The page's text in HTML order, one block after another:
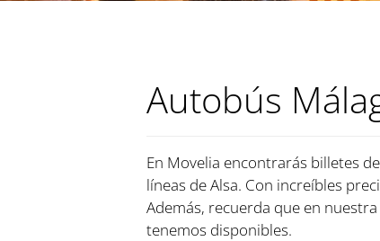
Autobús
En Movelia encontrarás billetes
líneas de Alsa. Con increíbles
Además, recuerda que en
tenemos disponibles.